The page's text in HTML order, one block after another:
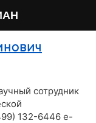
сотрудник
132-6446 e-